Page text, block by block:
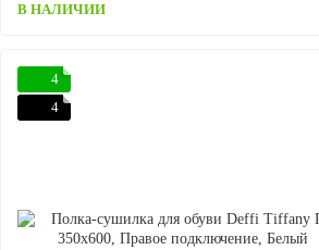
В НАЛИЧИИ
4
4